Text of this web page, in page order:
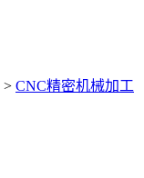
> CNC精密机械加工